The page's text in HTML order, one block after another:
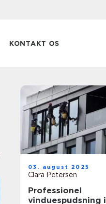
KONTAKT OS
03. august 2025
Clara Petersen
Professionel
vinduespudsning i